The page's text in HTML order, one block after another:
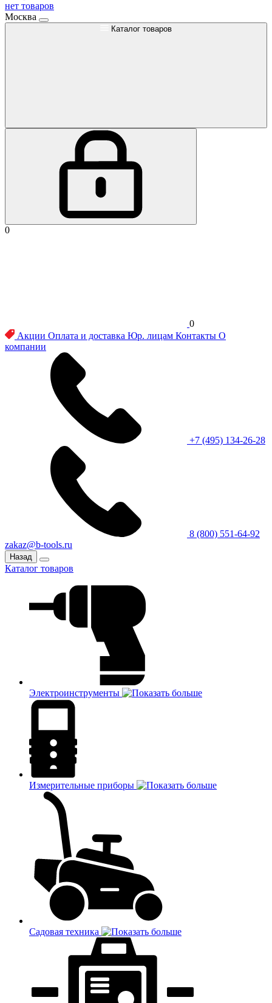
нет товаров
Москва
Каталог товаров
0
0
Акции Оплата и доставка Юр. лицам Контакты О
компании
+7 (495) 134-26-28
8 (800) 551-64-92
zakaz@b-tools.ru
Назад
Каталог товаров
Электроинструменты
Измерительные приборы
Садовая техника